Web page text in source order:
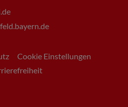
Cookie Einstellungen